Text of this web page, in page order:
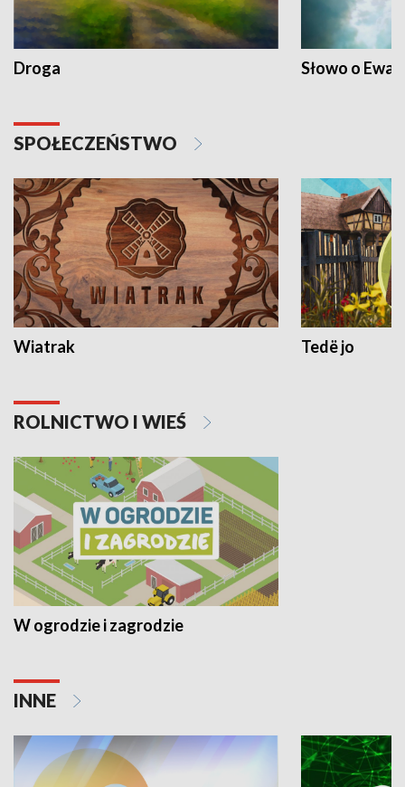
Droga Słowo o
SPOŁECZEŃSTWO
Wiatrak Tedë jo
ROLNICTWO I WIEŚ
W ogrodzie i zagrodzie
INNE